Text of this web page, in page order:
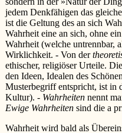
jedem Denkfähigen das
ist die Geltung des an sich
Wahrheit eine an sich, ohne
Wahrheit (welche untrennbar,
Wirklichkeit. - Von der
ethischer, religiöser Urteile.
den Ideen, Idealen des
Musterbegriff entspricht, ist in
Kultur). - Wahrheiten nennt
Ewige Wahrheiten sind die a
Wahrheit wird bald als